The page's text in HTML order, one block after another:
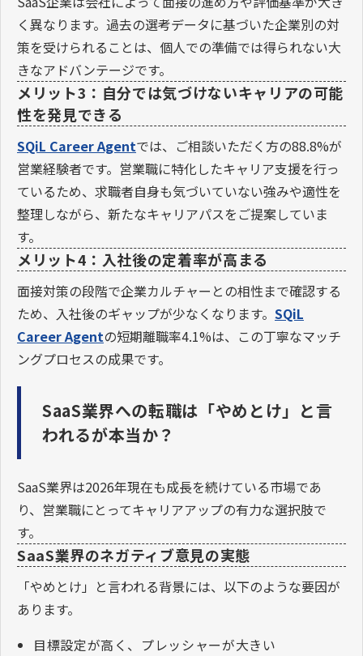
く異なります。過去の選考データに基づいた企業別の対
策を受けられることは、個人での準備では得られない大
きなアドバンテージです。
メリット3：自分では気づけないキャリアの可能
性を発見できる
SQiL Career Agentでは、ご相談いただく方の88.8%が
営業経験者です。営業職に特化したキャリア支援を行っ
ているため、求職者自身も気づいていない強みや適性を
整理しながら、新たなキャリアパスをご提案していま
す。
メリット4：入社後の定着率が高まる
面接対策の段階で企業カルチャーとの相性まで確認する
ため、入社後のギャップが少なくなります。 SQiL
Career Agentの短期離職率4.1%は、この丁寧なマッチ
ングプロセスの成果です。
SaaS業界への転職は「やめとけ」と言
われるが本当か？
SaaS業界は2026年現在も成長を続けている市場であ
り、営業職にとってキャリアアップの有力な選択肢で
す。
SaaS業界のネガティブ意見の実態
「やめとけ」と言われる背景には、以下のような要因が
あります。
目標設定が高く、プレッシャーが大きい